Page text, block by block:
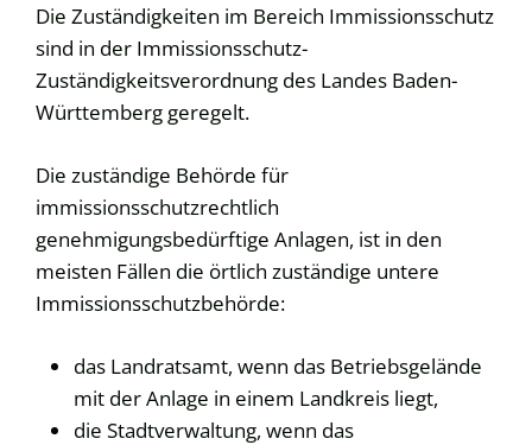
Die Zuständigkeiten im Bereich Immissionsschutz
sind in der Immissionsschutz-
Zuständigkeitsverordnung des Landes Baden-
Württemberg geregelt.
Die zuständige Behörde für
immissionsschutzrechtlich
genehmigungsbedürftige Anlagen, ist in den
meisten Fällen die örtlich zuständige untere
Immissionsschutzbehörde:
das Landratsamt, wenn das Betriebsgelände
mit der Anlage in einem Landkreis liegt,
die Stadtverwaltung, wenn das